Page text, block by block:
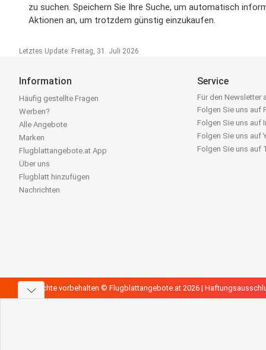
zu suchen. Speichern Sie Ihre Suche, um automatisch
Aktionen an, um trotzdem günstig einzukaufen.
Letztes Update: Freitag, 31. Juli 2026
Information
Häufig gestellte Fragen
Werben?
Alle Angebote
Marken
Flugblattangebote.at App
Über uns
Flugblatt hinzufügen
Nachrichten
Service
Für den Newsletter
Folgen Sie uns auf
Folgen Sie uns auf
Folgen Sie uns auf
Folgen Sie uns auf
Alle Rechte vorbehalten © Flugblattangebote.at 2026 |